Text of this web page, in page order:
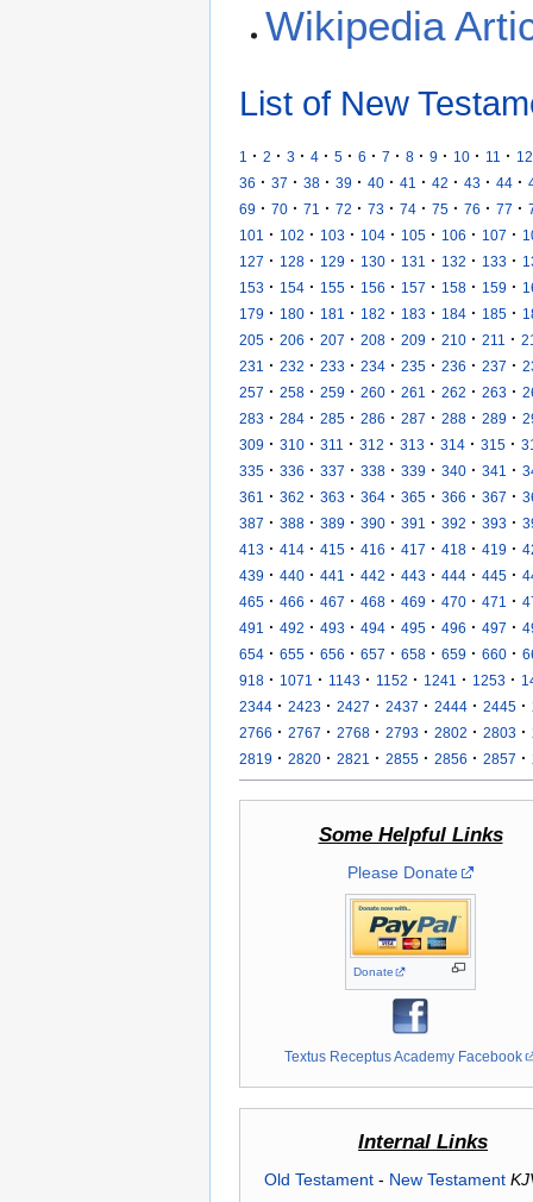
Wikipedia
List of New
1 · 2 · 3 · 4 · 5 · 6 · 7 · 8 · 9 · 10 · 11 · 12
36 · 37 · 38 · 39 · 40 · 41 · 42 · 43 · 44 ·
69 · 70 · 71 · 72 · 73 · 74 · 75 · 76 · 77 ·
101
· 102 · 103 · 104 · 105 · 106 · 107 ·
127 · 128 · 129 · 130 · 131 · 132 · 133 ·
153 · 154 · 155 · 156 · 157 · 158 · 159 ·
179 · 180 · 181 · 182 · 183 · 184 · 185 ·
205 · 206 · 207 · 208 · 209 · 210 · 211 ·
231
· 232 · 233 · 234 · 235 · 236 · 237 ·
257 · 258 · 259 · 260 · 261 · 262 · 263 ·
283 · 284 · 285 · 286 · 287 · 288 · 289 ·
309 · 310 · 311 · 312 · 313 · 314 · 315 ·
335 · 336 · 337 · 338 · 339 · 340 · 341 ·
361
· 362 · 363 · 364 · 365 · 366 · 367 ·
387 · 388 · 389 · 390 · 391 · 392 · 393 ·
413 · 414 · 415 · 416 · 417 · 418 · 419 ·
439 · 440 · 441 · 442 · 443 · 444 · 445 ·
465 · 466 · 467 · 468 · 469 · 470 · 471 ·
491
· 492 · 493 · 494 · 495 · 496 · 497 ·
654 · 655 · 656 · 657 · 658 · 659 · 660 ·
918 · 1071 · 1143 · 1152 · 1241 · 1253 ·
2344 · 2423 · 2427 · 2437 · 2444 · 2445 ·
2766 · 2767 · 2768 · 2793 · 2802 · 2803 ·
2819 · 2820 · 2821 · 2855 · 2856 · 2857 ·
Some Helpful Links
Please Donate
Donate
Textus Receptus Academy Facebook
Internal Links
Old Testament- New Testament